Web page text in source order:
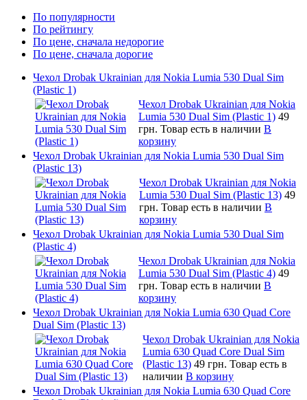
По популярности
По рейтингу
По цене, сначала недорогие
По цене, сначала дорогие
Чехол Drobak Ukrainian для Nokia Lumia 530 Dual Sim
(Plastic 1)
Чехол Drobak Ukrainian для Nokia
Lumia 530 Dual Sim (Plastic 1) 49
грн. Товар есть в наличии В
корзину
Чехол Drobak Ukrainian для Nokia Lumia 530 Dual Sim
(Plastic 13)
Чехол Drobak Ukrainian для Nokia
Lumia 530 Dual Sim (Plastic 13) 49
грн. Товар есть в наличии В
корзину
Чехол Drobak Ukrainian для Nokia Lumia 530 Dual Sim
(Plastic 4)
Чехол Drobak Ukrainian для Nokia
Lumia 530 Dual Sim (Plastic 4) 49
грн. Товар есть в наличии В
корзину
Чехол Drobak Ukrainian для Nokia Lumia 630 Quad Core
Dual Sim (Plastic 13)
Чехол Drobak Ukrainian для Nokia
Lumia 630 Quad Core Dual Sim
(Plastic 13) 49 грн. Товар есть в
наличии В корзину
Чехол Drobak Ukrainian для Nokia Lumia 630 Quad Core